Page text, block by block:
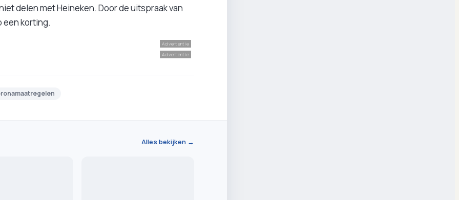
delen met Heineken. Door de uitspraak van
een korting.
Advertentie
Advertentie
Alles bekijken →